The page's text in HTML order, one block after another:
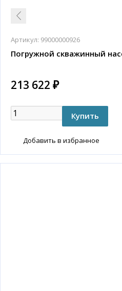
Артикул: 99000000926
Погружной скважинный
213 622 ₽
Добавить в избранное